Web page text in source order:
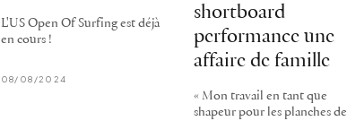
L'US Open Of Surfing est déjà
en cours !
08/08/2024
shortboard
performance une
affaire de famille
« Mon travail en tant que
shapeur pour les planches de